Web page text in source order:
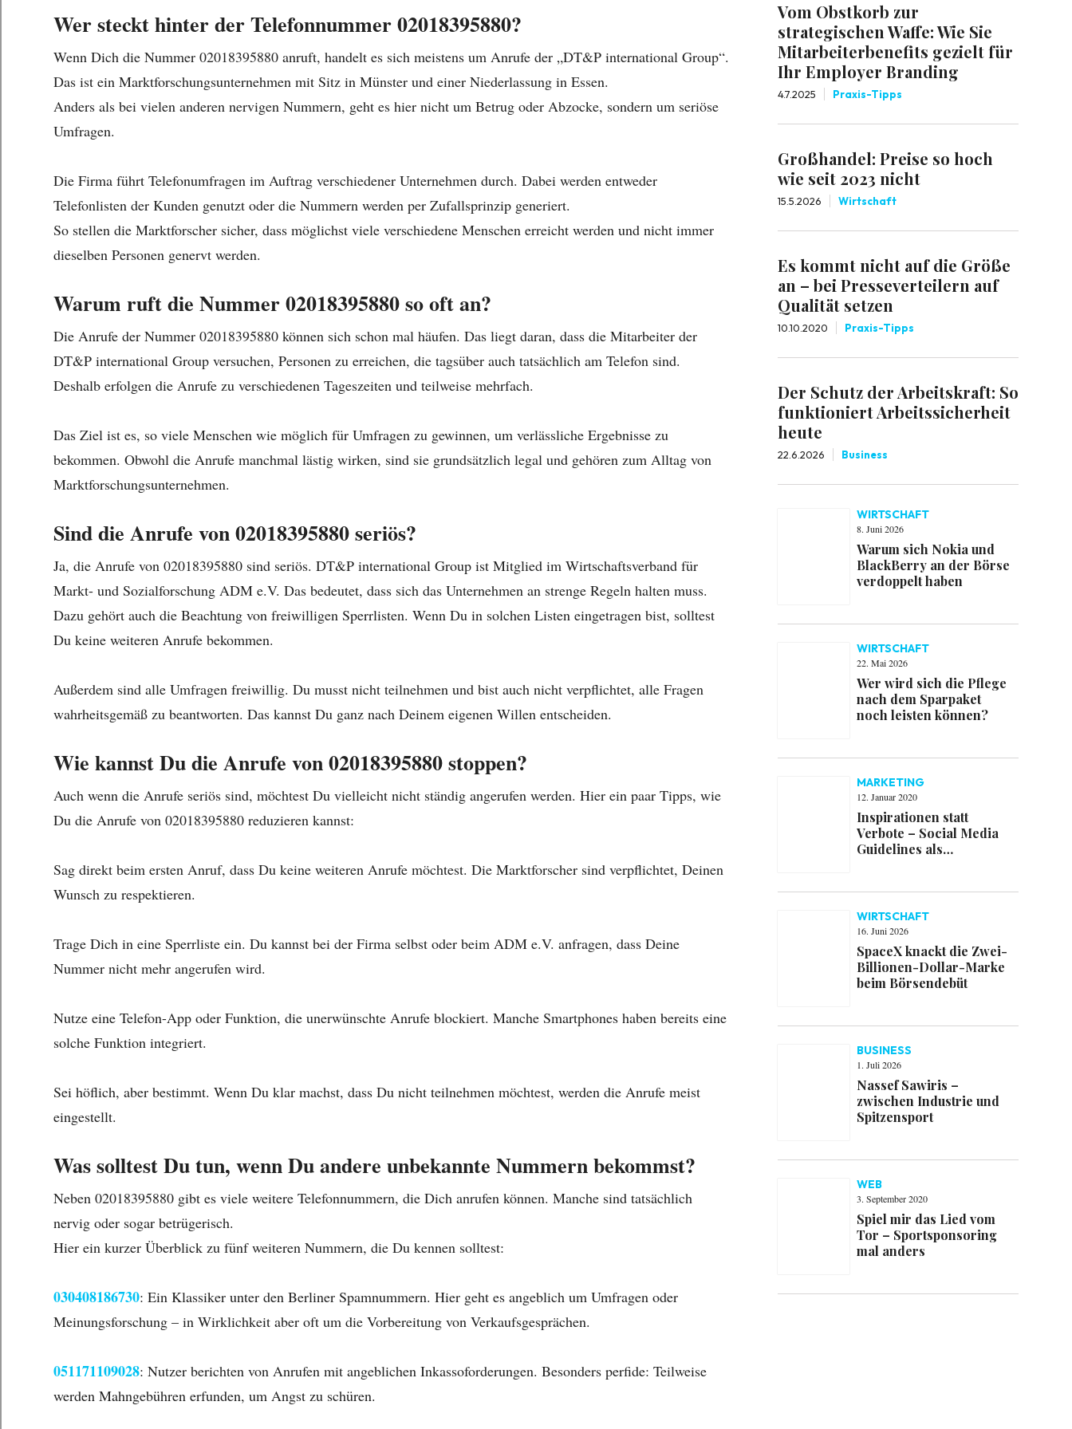
Wer steckt hinter der Telefonnummer 02018395880?
Wenn Dich die Nummer 02018395880 anruft, handelt es sich meistens um Anrufe der „DT&P international Group“.
Das ist ein Marktforschungsunternehmen mit Sitz in Münster und einer Niederlassung in Essen.
Anders als bei vielen anderen nervigen Nummern, geht es hier nicht um Betrug oder Abzocke, sondern um seriöse
Umfragen.
Die Firma führt Telefonumfragen im Auftrag verschiedener Unternehmen durch. Dabei werden entweder
Telefonlisten der Kunden genutzt oder die Nummern werden per Zufallsprinzip generiert.
So stellen die Marktforscher sicher, dass möglichst viele verschiedene Menschen erreicht werden und nicht immer
dieselben Personen genervt werden.
Warum ruft die Nummer 02018395880 so oft an?
Die Anrufe der Nummer 02018395880 können sich schon mal häufen. Das liegt daran, dass die Mitarbeiter der
DT&P international Group versuchen, Personen zu erreichen, die tagsüber auch tatsächlich am Telefon sind.
Deshalb erfolgen die Anrufe zu verschiedenen Tageszeiten und teilweise mehrfach.
Das Ziel ist es, so viele Menschen wie möglich für Umfragen zu gewinnen, um verlässliche Ergebnisse zu
bekommen. Obwohl die Anrufe manchmal lästig wirken, sind sie grundsätzlich legal und gehören zum Alltag von
Marktforschungsunternehmen.
Sind die Anrufe von 02018395880 seriös?
Ja, die Anrufe von 02018395880 sind seriös. DT&P international Group ist Mitglied im Wirtschaftsverband für
Markt- und Sozialforschung ADM e.V. Das bedeutet, dass sich das Unternehmen an strenge Regeln halten muss.
Dazu gehört auch die Beachtung von freiwilligen Sperrlisten. Wenn Du in solchen Listen eingetragen bist, solltest
Du keine weiteren Anrufe bekommen.
Außerdem sind alle Umfragen freiwillig. Du musst nicht teilnehmen und bist auch nicht verpflichtet, alle Fragen
wahrheitsgemäß zu beantworten. Das kannst Du ganz nach Deinem eigenen Willen entscheiden.
Wie kannst Du die Anrufe von 02018395880 stoppen?
Auch wenn die Anrufe seriös sind, möchtest Du vielleicht nicht ständig angerufen werden. Hier ein paar Tipps, wie
Du die Anrufe von 02018395880 reduzieren kannst:
Sag direkt beim ersten Anruf, dass Du keine weiteren Anrufe möchtest. Die Marktforscher sind verpflichtet, Deinen
Wunsch zu respektieren.
Trage Dich in eine Sperrliste ein. Du kannst bei der Firma selbst oder beim ADM e.V. anfragen, dass Deine
Nummer nicht mehr angerufen wird.
Nutze eine Telefon-App oder Funktion, die unerwünschte Anrufe blockiert. Manche Smartphones haben bereits eine
solche Funktion integriert.
Sei höflich, aber bestimmt. Wenn Du klar machst, dass Du nicht teilnehmen möchtest, werden die Anrufe meist
eingestellt.
Was solltest Du tun, wenn Du andere unbekannte Nummern bekommst?
Neben 02018395880 gibt es viele weitere Telefonnummern, die Dich anrufen können. Manche sind tatsächlich
nervig oder sogar betrügerisch.
Hier ein kurzer Überblick zu fünf weiteren Nummern, die Du kennen solltest:
030408186730: Ein Klassiker unter den Berliner Spamnummern. Hier geht es angeblich um Umfragen oder
Meinungsforschung – in Wirklichkeit aber oft um die Vorbereitung von Verkaufsgesprächen.
051171109028: Nutzer berichten von Anrufen mit angeblichen Inkassoforderungen. Besonders perfide: Teilweise
werden Mahngebühren erfunden, um Angst zu schüren.
Vom Obstkorb zur
strategischen Waffe: Wie Sie
Mitarbeiterbenefits gezielt für
Ihr Employer Branding
4.7.2025 Praxis-Tipps
Großhandel: Preise so hoch
wie seit 2023 nicht
15.5.2026 Wirtschaft
Es kommt nicht auf die Größe
an – bei Presseverteilern auf
Qualität setzen
10.10.2020 Praxis-Tipps
Der Schutz der Arbeitskraft: So
funktioniert Arbeitssicherheit
heute
22.6.2026 Business
WIRTSCHAFT
8. Juni 2026
Warum sich Nokia und
BlackBerry an der Börse
verdoppelt haben
WIRTSCHAFT
22. Mai 2026
Wer wird sich die Pflege
nach dem Sparpaket
noch leisten können?
MARKETING
12. Januar 2020
Inspirationen statt
Verbote – Social Media
Guidelines als
WIRTSCHAFT
16. Juni 2026
SpaceX knackt die Zwei-
Billionen-Dollar-Marke
beim Börsendebüt
BUSINESS
1. Juli 2026
Nassef Sawiris –
zwischen Industrie und
Spitzensport
WEB
3. September 2020
Spiel mir das Lied vom
Tor – Sportsponsoring
mal anders